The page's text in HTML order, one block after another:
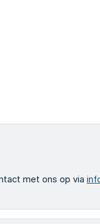
met ons op via